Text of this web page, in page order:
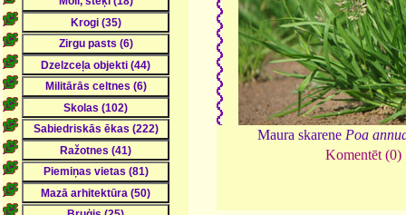
Maura skarene Poa
Komentēt (0)